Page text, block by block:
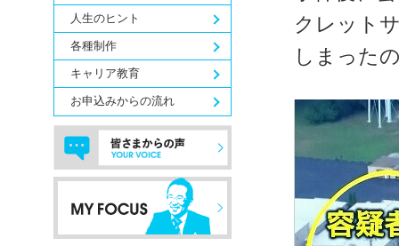
人生のヒント
各種制作
キャリア教育
お申込みからの流れ
クレット
しまった